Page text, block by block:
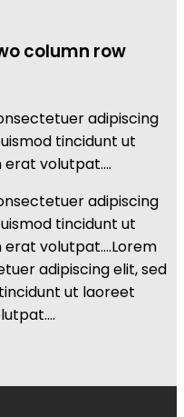
column row
adipiscing
tincidunt ut
erat volutpat….
adipiscing
tincidunt ut
volutpat….Lorem
adipiscing elit, sed
ut laoreet